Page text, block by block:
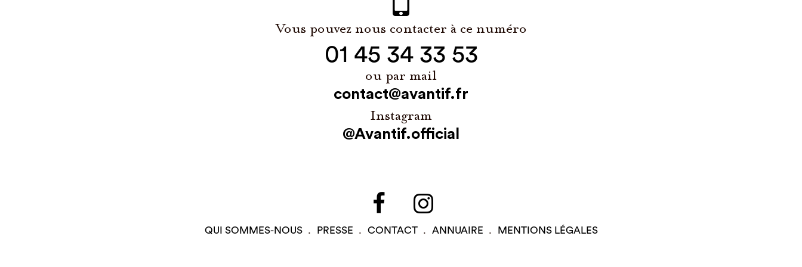
Vous pouvez nous contacter à ce numéro
01 45 34 33 53
ou par mail
contact@avantif.fr
Instagram
@Avantif.official
QUI SOMMES-NOUS PRESSE CONTACT ANNUAIRE MENTIONS LÉGALES